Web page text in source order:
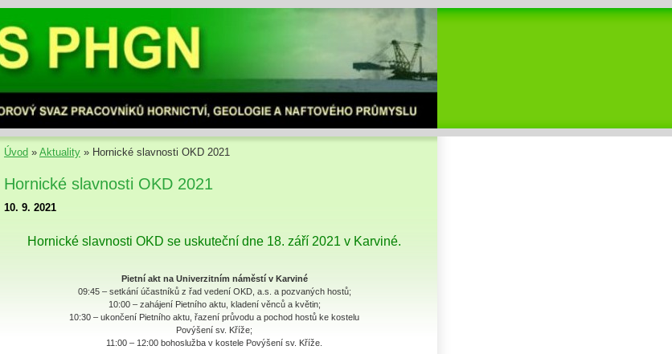
Úvod » Aktuality » Hornické slavnosti OKD 2021
Hornické slavnosti OKD 2021
10. 9. 2021
Hornické slavnosti OKD se uskuteční dne 18. září 2021 v Karviné.
Pietní akt na Univerzitním náměstí v Karviné
09:45 – setkání účastníků z řad vedení OKD, a.s. a pozvaných hostů;
10:00 – zahájení Pietního aktu, kladení věnců a květin;
10:30 – ukončení Pietního aktu, řazení průvodu a pochod hostů ke kostelu
Povýšení sv. Kříže;
11:00 – 12:00 bohoslužba v kostele Povýšení sv. Kříže.